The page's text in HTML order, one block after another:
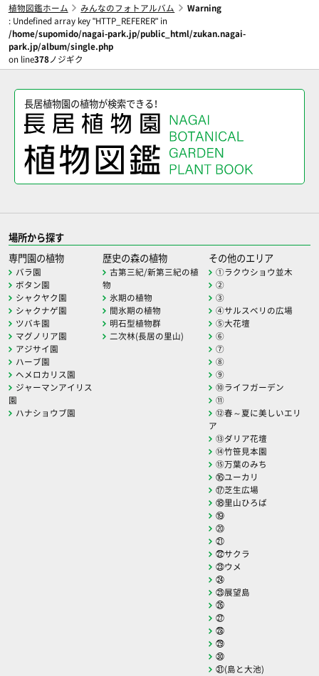
植物図鑑ホーム みんなのフォトアルバム
Warning
: Undefined array key "HTTP_REFERER" in
/home/supomido/nagai-park.jp/public_html/zukan.nagai-
park.jp/album/single.php
on line378ノジギク
長居植物園の植物が検索できる！
場所から探す
専門園の植物
バラ園
ボタン園
シャクヤク園
シャクナゲ園
ツバキ園
マグノリア園
アジサイ園
ハーブ園
ヘメロカリス園
ジャーマンアイリス
園
ハナショウブ園
歴史の森の植物
古第三紀/新第三紀の植
物
氷期の植物
間氷期の植物
明石型植物群
二次林(長居の里山)
その他のエリア
①ラクウショウ並木
②
③
④サルスベリの広場
⑤大花壇
⑥
⑦
⑧
⑨
⑩ライフガーデン
⑪
⑫春～夏に美しいエリ
ア
⑬ダリア花壇
⑭竹笹見本園
⑮万葉のみち
⑯ユーカリ
⑰芝生広場
⑱里山ひろば
⑲
⑳
㉑
㉒サクラ
㉓ウメ
㉔
㉕展望島
㉖
㉗
㉘
㉙
㉚
㉛(島と大池)